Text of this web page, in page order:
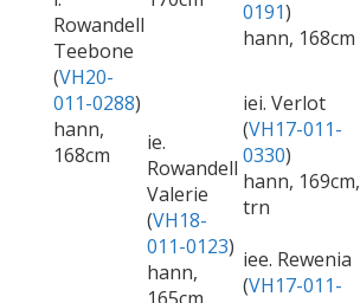
Rowandell
Teebone
(VH20-
011-0288)
hann,
168cm
0191)
hann, 168cm
ie.
Rowandell
Valerie
(VH18-
011-0123)
hann,
iei. Verlot
(VH17-011-
0330)
hann, 169cm,
trn
iee. Rewenia
(VH17-011-